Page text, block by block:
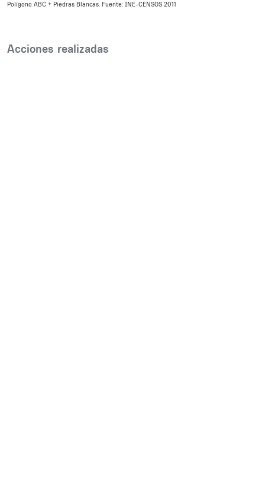
Polígono ABC + Piedras Blancas. Fuente: INE-CENSOS 2011
Acciones realizadas